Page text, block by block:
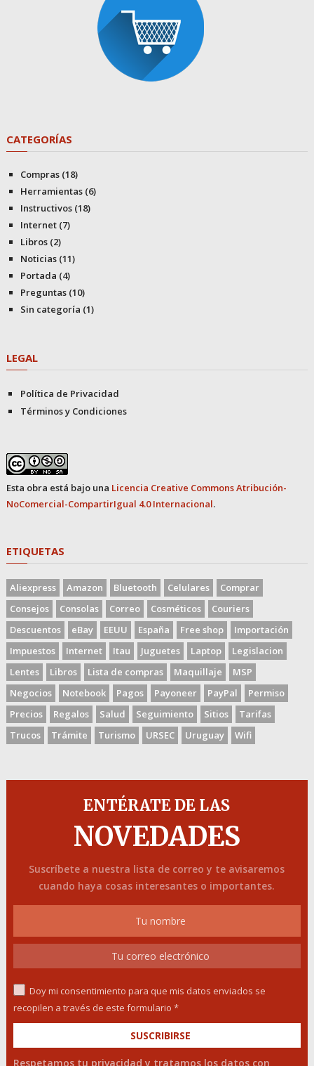
CATEGORÍAS
Compras(18)
Herramientas(6)
Instructivos(18)
Internet(7)
Libros(2)
Noticias(11)
Portada (4)
Preguntas(10)
Sin categoría (1)
LEGAL
Política de Privacidad
Términos y Condiciones
Esta obra está bajo una Licencia Creative Commons Atribución-
NoComercial-CompartirIgual 4.0 Internacional.
ETIQUETAS
Aliexpress Amazon Bluetooth Celulares
Comprar
Consejos
Consolas Correo Cosméticos
Couriers
Descuentos
eBay EEUU España Free shop
Importación
Impuestos
Internet Itau Juguetes Laptop
Legislacion
Lentes
Libros Lista de compras Maquillaje
MSP
Negocios
Notebook Pagos Payoneer PayPal
Permiso
Precios
Regalos Salud Seguimiento Sitios
Tarifas
Trucos
Trámite Turismo URSEC Uruguay Wifi
ENTÉRATE DE LAS
NOVEDADES
Suscríbete a nuestra lista de correo y te avisaremos
cuando haya cosas interesantes o importantes.
Doy mi consentimiento para que mis datos enviados se
recopilen a través de este formulario *
Respetamos tu privacidad y tratamos los datos con